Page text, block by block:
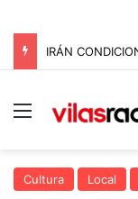
Menú
Cultura Local